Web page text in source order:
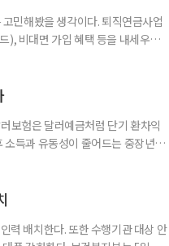
민해봤을 생각이다. 퇴직연금사업
), 비대면 가입 혜택 등을 내세우며
기준에 따라달라질 수 있다.
보험은 달러예금처럼 단기 환차익
소득과 유동성이 줄어드는 중장년층
보험은 보험료를 달러로 내고
력 배치한다. 또한 수행기관 대상 안